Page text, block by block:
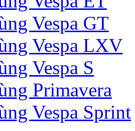
Vespa GT
Vespa LXV
Vespa S
Primavera
Vespa Sprint